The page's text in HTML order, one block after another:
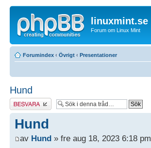
linuxmint.se
Forum om Linux Mint
Forumindex ‹ Övrigt ‹ Presentationer
Hund
Besvara
Hund
av Hund » fre aug 18, 2023 6:18 pm